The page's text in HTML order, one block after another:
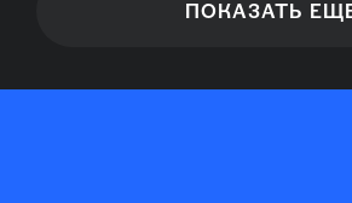
ПОКАЗАТЬ